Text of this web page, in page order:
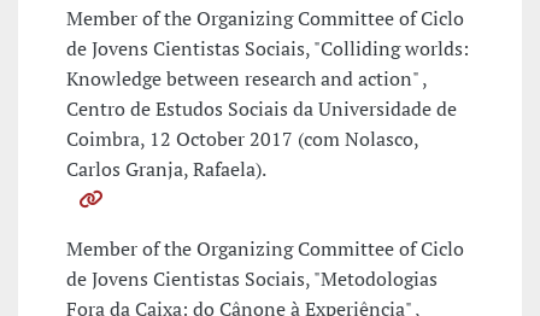
Member of the Organizing Committee of Ciclo
de Jovens Cientistas Sociais, "Colliding worlds:
Knowledge between research and action" ,
Centro de Estudos Sociais da Universidade de
Coimbra, 12 October 2017 (com Nolasco,
Carlos Granja, Rafaela).
Member of the Organizing Committee of Ciclo
de Jovens Cientistas Sociais, "Metodologias
Fora da Caixa: do Cânone à Experiência" ,